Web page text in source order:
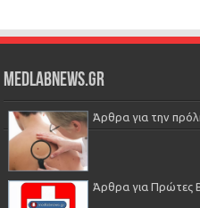
Medlabnews.gr
Άρθρα για την
Άρθρα για Πρώτες